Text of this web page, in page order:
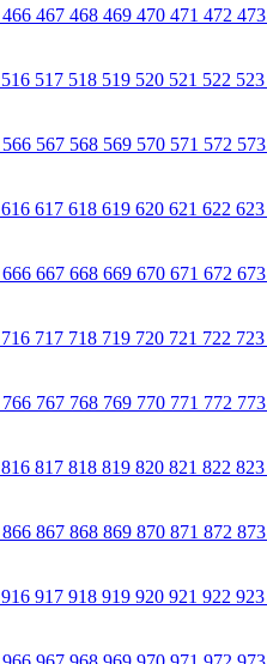
466 467 468 469 470 471 472 473
516 517 518 519 520 521 522 523
566 567 568 569 570 571 572 573
616 617 618 619 620 621 622 623
666 667 668 669 670 671 672 673
716 717 718 719 720 721 722 723
766 767 768 769 770 771 772 773
816 817 818 819 820 821 822 823
866 867 868 869 870 871 872 873
916 917 918 919 920 921 922 923